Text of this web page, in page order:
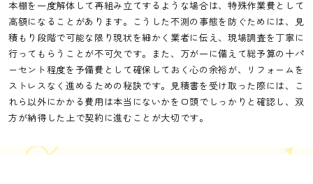
本棚を一度解体して再組み立てするような場合は、特殊作業費として
高額になることがあります。こうした不測の事態を防ぐためには、見
積もり段階で可能な限り現状を細かく業者に伝え、現場調査を丁寧に
行ってもらうことが不可欠です。また、万が一に備えて総予算の十パ
ーセント程度を予備費として確保しておく心の余裕が、リフォームを
ストレスなく進めるための秘訣です。見積書を受け取った際には、こ
れら以外にかかる費用は本当にないかを口頭でしっかりと確認し、双
方が納得した上で契約に進むことが大切です。